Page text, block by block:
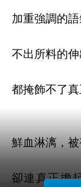
加重強調的
不出所料的
都掩飾不了真
鮮血淋漓，
卻連真正擔